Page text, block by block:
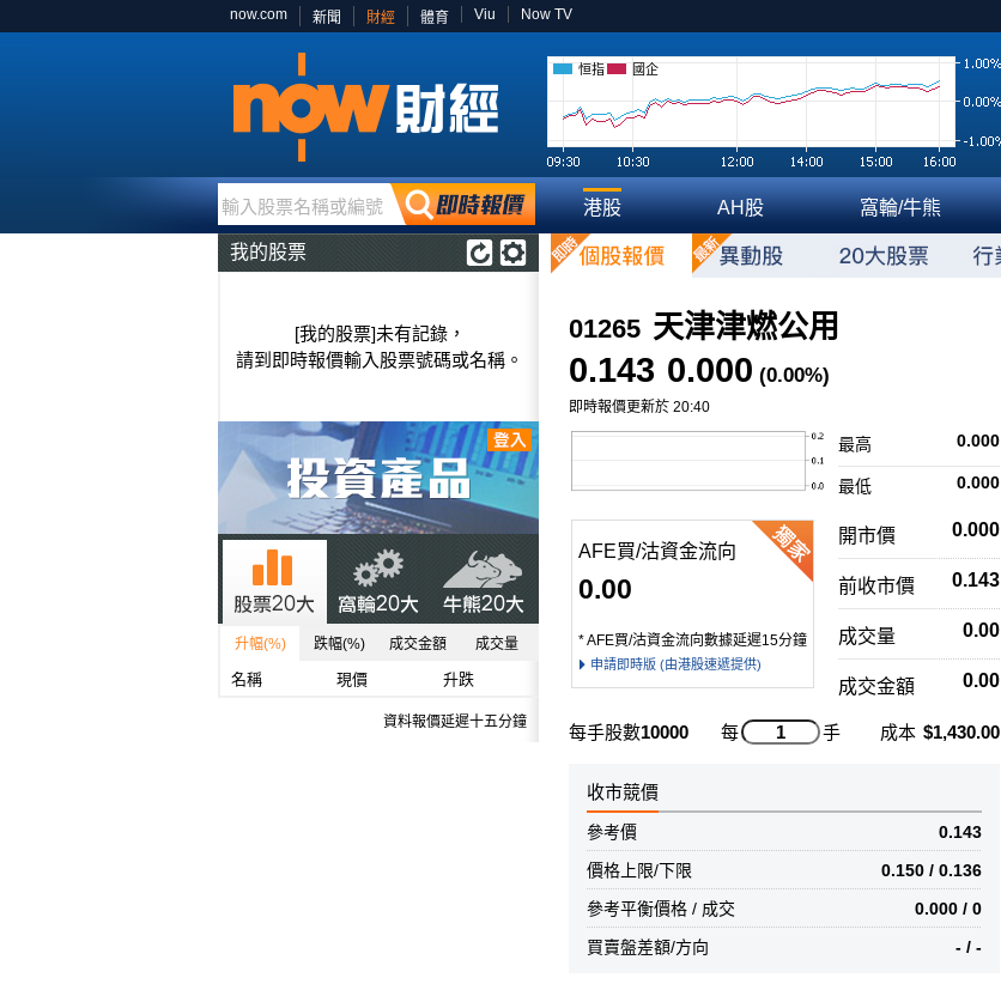
now.com 新聞 財經 體育 Viu Now TV
恒指 國企
輸入股票名稱或編號 港股 AH股 窩輪/牛熊
我的股票
[我的股票]未有記錄，
請到即時報價輸入股票號碼或名稱。
升幅(%) 跌幅(%) 成交金額 成交量
名稱 現價 升跌
資料報價延遲十五分鐘
01265 天津津燃公用
0.143 0.000 (0.00%)
即時報價更新於 20:40
0.000
最高
0.000
最低
AFE買/沽資金流向
0.00
* AFE買/沽資金流向數據延遲15分鐘
申請即時版 (由港股速遞提供)
開市價 0.000
前收市價 0.143
成交量 0.00
成交金額 0.00
每手股數10000 每 手 成本 $1,430.00
收市競價
0.143
參考價
0.150 / 0.136
價格上限/下限
0.000 / 0
參考平衡價格 / 成交
- / -
買賣盤差額/方向